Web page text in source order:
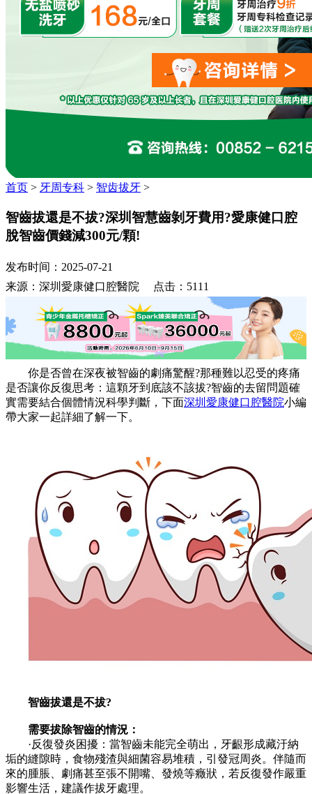
首页 > 牙周专科 > 智齿拔牙 >
智齒拔還是不拔?深圳智慧齒剝牙費用?愛康健口腔
脫智齒價錢減300元/顆!
发布时间：2025-07-21
来源：深圳愛康健口腔醫院 点击：5111
你是否曾在深夜被智齒的劇痛驚醒?那種難以忍受的疼痛
是否讓你反復思考：這顆牙到底該不該拔?智齒的去留問題確
實需要結合個體情況科學判斷，下面深圳愛康健口腔醫院小編
帶大家一起詳細了解一下。
智齒拔還是不拔?
需要拔除智齒的情況：
·反復發炎困擾：當智齒未能完全萌出，牙齦形成藏汙納
垢的縫隙時，食物殘渣與細菌容易堆積，引發冠周炎。伴隨而
來的腫脹、劇痛甚至張不開嘴、發燒等癥狀，若反復發作嚴重
影響生活，建議作拔牙處理。